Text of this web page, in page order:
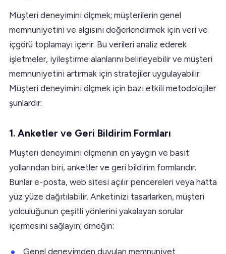
Müşteri deneyimini ölçmek; müşterilerin genel
memnuniyetini ve algısını değerlendirmek için veri ve
içgörü toplamayı içerir. Bu verileri analiz ederek
işletmeler, iyileştirme alanlarını belirleyebilir ve müşteri
memnuniyetini artırmak için stratejiler uygulayabilir.
Müşteri deneyimini ölçmek için bazı etkili metodolojiler
şunlardır:
1. Anketler ve Geri Bildirim Formları
Müşteri deneyimini ölçmenin en yaygın ve basit
yollarından biri, anketler ve geri bildirim formlarıdır.
Bunlar e-posta, web sitesi açılır pencereleri veya hatta
yüz yüze dağıtılabilir. Anketinizi tasarlarken, müşteri
yolculuğunun çeşitli yönlerini yakalayan sorular
içermesini sağlayın; örneğin:
Genel deneyimden duyulan memnuniyet